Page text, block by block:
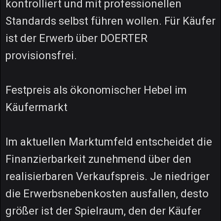
kontrolliert und mit professionellen
Standards selbst führen wollen. Für Käufer
ist der Erwerb über DOERTER
provisionsfrei.
Festpreis als ökonomischer Hebel im
Käufermarkt
Im aktuellen Marktumfeld entscheidet die
Finanzierbarkeit zunehmend über den
realisierbaren Verkaufspreis. Je niedriger
die Erwerbsnebenkosten ausfallen, desto
größer ist der Spielraum, den der Käufer